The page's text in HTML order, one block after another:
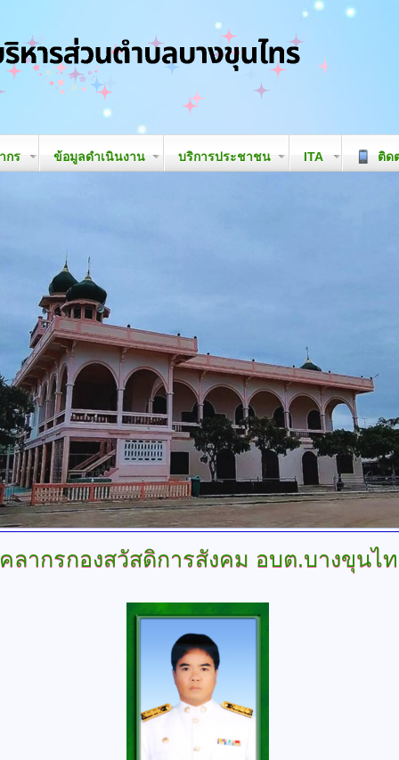
กร ข้อมูลดำเนินงาน บริการประชาชน ITA ติด
ลากรกองสวัสดิการสังคม อบต.บางขุนไ